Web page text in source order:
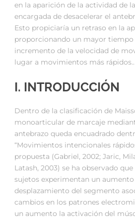
en la aparición de la actividad de
encargada de desacelerar el
Esto propiciaría un retraso en la
proporcionando un mayor tiempo
incremento de la velocidad de
lugar a movimientos más rápidos..
I. INTRODUCCIÓN
Dentro de la clasificación de
monoarticular de marcaje
antebrazo queda encuadrado
“Movimientos intencionales
propuesta (Gabriel, 2002; Jaric,
Latash, 2003) se ha observado
sujetos experimentan un
desplazamiento del segmento
cambios en los patrones
un aumento la activación del